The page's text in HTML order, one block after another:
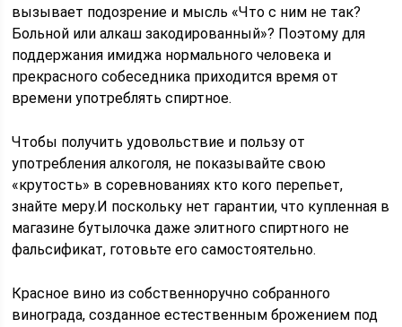
вызывает подозрение и мысль «Что с ним не так?
Больной или алкаш закодированный»? Поэтому для
поддержания имиджа нормального человека и
прекрасного собеседника приходится время от
времени употреблять спиртное.
Чтобы получить удовольствие и пользу от
употребления алкоголя, не показывайте свою
«крутость» в соревнованиях кто кого перепьет,
знайте меру.И поскольку нет гарантии, что купленная в
магазине бутылочка даже элитного спиртного не
фальсификат, готовьте его самостоятельно.
Красное вино из собственноручно собранного
винограда, созданное естественным брожением под